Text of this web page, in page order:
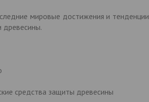
мировые достижения и тенденции
древесины.
средства защиты древесины